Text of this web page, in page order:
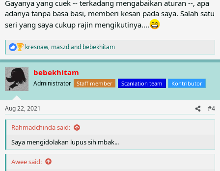
Gayanya yang cuek -- terkadang mengabaikan aturan --, apa
adanya tanpa basa basi, memberi kesan pada saya. Salah satu
seri yang saya cukup rajin mengikutinya....
R
e
a
c
t
i
s
:
kresnaw, maszdand bebekhitam
bebekhitam
Administrator Staff member Scanlation team Kontributor
Aug 22, 2021 #4
Rahmadchinda said:
Saya mengidolakan lupus sih mbak...
Awee said: